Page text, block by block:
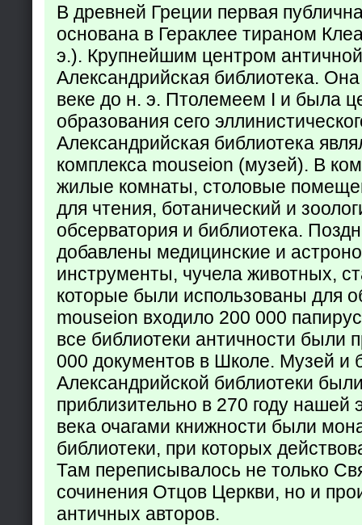
В древней Греции первая
основана в Гераклее тираном
э.). Крупнейшим центром
Александрийская библиотека.
веке до н. э. Птолемеем I и была
образования сего
Александрийская библиотека
комплекса mouseion (музей). В
жилые комнаты, столовые
для чтения, ботанический и
обсерватория и библиотека.
добавлены медицинские и
инструменты, чучела животных,
которые были использованы для
mouseion входило 200 000
все библиотеки античности были
000 документов в Школе. Музей и
Александрийской библиотеки
приблизительно в 270 году
века очагами книжности были
библиотеки, при которых
Там переписывалось не только
сочинения Отцов Церкви, но и
античных авторов.